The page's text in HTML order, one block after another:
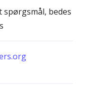
spørgsmål, bedes